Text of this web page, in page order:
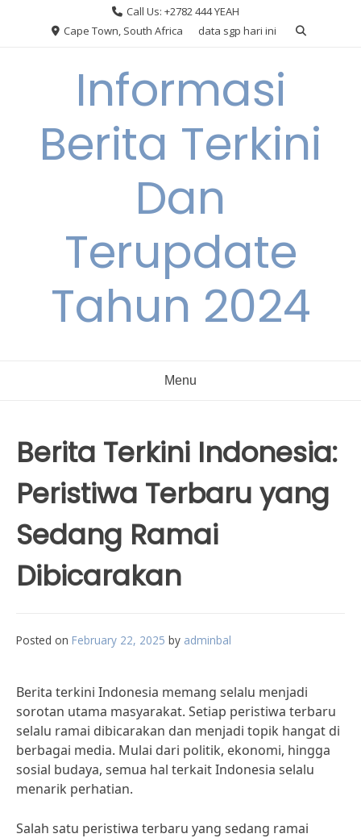
Call Us: +2782 444 YEAH
Cape Town, South Africa
data sgp hari ini
Informasi
Berita Terkini
Dan
Terupdate
Tahun 2024
Menu
Berita Terkini Indonesia:
Peristiwa Terbaru yang
Sedang Ramai
Dibicarakan
Posted on February 22, 2025 by adminbal
Berita terkini Indonesia memang selalu menjadi
sorotan utama masyarakat. Setiap peristiwa terbaru
selalu ramai dibicarakan dan menjadi topik hangat di
berbagai media. Mulai dari politik, ekonomi, hingga
sosial budaya, semua hal terkait Indonesia selalu
menarik perhatian.
Salah satu peristiwa terbaru yang sedang ramai